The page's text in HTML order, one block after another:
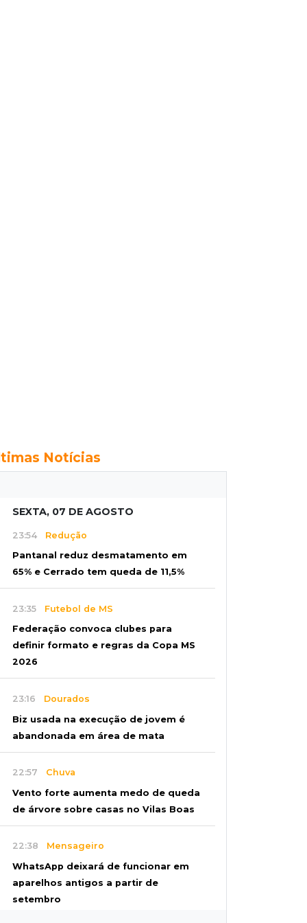
Notícias
SEXTA, 07 DE AGOSTO
23:54 Redução
Pantanal reduz desmatamento em
65% e Cerrado tem queda de 11,5%
23:35 Futebol de MS
Federação convoca clubes para
definir formato e regras da Copa MS
2026
23:16 Dourados
Biz usada na execução de jovem é
abandonada em área de mata
22:57 Chuva
Vento forte aumenta medo de queda
de árvore sobre casas no Vilas Boas
22:38 Mensageiro
WhatsApp deixará de funcionar em
aparelhos antigos a partir de
setembro